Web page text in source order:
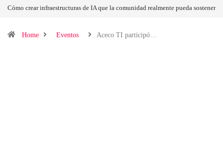
Las tarjetas gráficas RDNA 5 ya están en fase avanzada de desarrollo
Home Eventos Aceco TI participó…